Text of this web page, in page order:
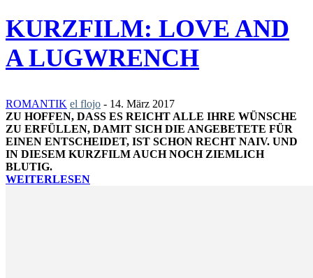
KURZFILM: LOVE AND
A LUGWRENCH
ROMANTIK el flojo - 14. März 2017
ZU HOFFEN, DASS ES REICHT ALLE IHRE WÜNSCHE
ZU ERFÜLLEN, DAMIT SICH DIE ANGEBETETE FÜR
EINEN ENTSCHEIDET, IST SCHON RECHT NAIV. UND
IN DIESEM KURZFILM AUCH NOCH ZIEMLICH
BLUTIG.
WEITERLESEN